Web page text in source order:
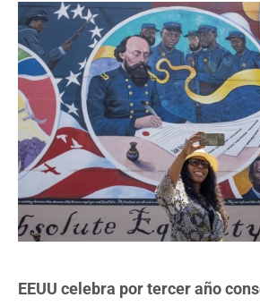
EEUU celebra por tercer año